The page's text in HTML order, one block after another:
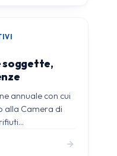
soggette,
annuale con cui
alla Camera di